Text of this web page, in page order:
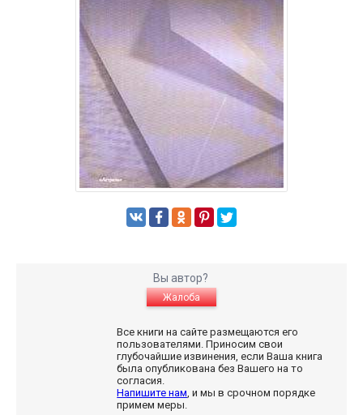
Вы автор?
Жалоба
Все книги на сайте размещаются его
пользователями. Приносим свои
глубочайшие извинения, если Ваша книга
была опубликована без Вашего на то
согласия.
Напишите нам , и мы в срочном порядке
примем меры.